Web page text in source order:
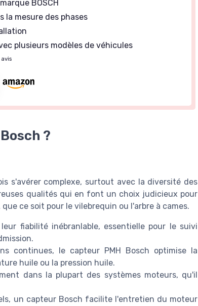
BOSCH
la mesure des phases
plusieurs modèles de véhicules
avis
?
s'avérer complexe, surtout avec la diversité des
qualités qui en font un choix judicieux pour
ce soit pour le vilebrequin ou l'arbre à cames.
fiabilité inébranlable, essentielle pour le suivi
continues, le capteur PMH Bosch optimise la
huile ou la pression huile.
dans la plupart des systèmes moteurs, qu'il
un capteur Bosch facilite l'entretien du moteur